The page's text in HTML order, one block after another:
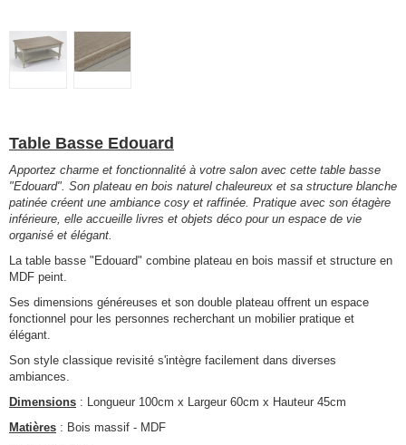
Table Basse Edouard
Apportez charme et fonctionnalité à votre salon avec cette table basse
"Edouard". Son plateau en bois naturel chaleureux et sa structure blanche
patinée créent une ambiance cosy et raffinée. Pratique avec son étagère
inférieure, elle accueille livres et objets déco pour un espace de vie
organisé et élégant.
La table basse "Edouard" combine plateau en bois massif et structure en
MDF peint.
Ses dimensions généreuses et son double plateau offrent un espace
fonctionnel pour les personnes recherchant un mobilier pratique et
élégant.
Son style classique revisité s'intègre facilement dans diverses
ambiances.
Dimensions : Longueur 100cm x Largeur 60cm x Hauteur 45cm
Matières : Bois massif - MDF